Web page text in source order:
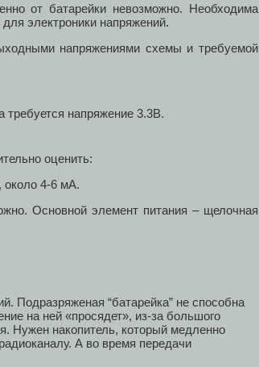
от батарейки невозможно. Необходима
электроники напряжений.
напряжениями схемы и требуемой
требуется напряжение 3.3В.
оценить:
4-6 мА.
Основной элемент питания – щелочная
Подразряженая “батарейка” не способна
на ней «просядет», из-за большого
Нужен накопитель, который медленно
А во время передачи